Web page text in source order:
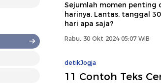
Terakhir yang dicari
Sejumlah momen penting
harinya. Lantas, tanggal
hari apa saja?
Rabu, 30 Okt 2024 05:07 WIB
detikJogja
11 Contoh Teks